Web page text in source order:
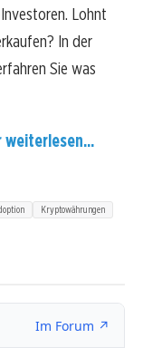
Lohnt
In der
Sie was
weiterlesen...
Kryptowährungen